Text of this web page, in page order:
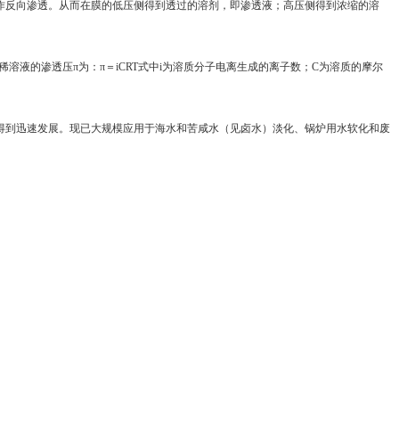
向渗透。从而在膜的低压侧得到透过的溶剂，即渗透液；高压侧得到浓缩的溶
液的渗透压π为：π＝iCRT式中i为溶质分子电离生成的离子数；C为溶质的摩尔
迅速发展。现已大规模应用于海水和苦咸水（见卤水）淡化、锅炉用水软化和废